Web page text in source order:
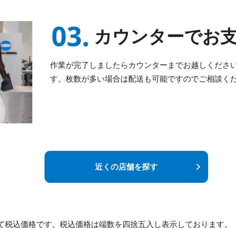
カウンターでお
作業が完了しましたらカウンターまでお越しくださ
す。枚数が多い場合は配送も可能ですのでご相談く
近くの店舗を探す
税込価格です。税込価格は端数を四捨五入し表示しております。